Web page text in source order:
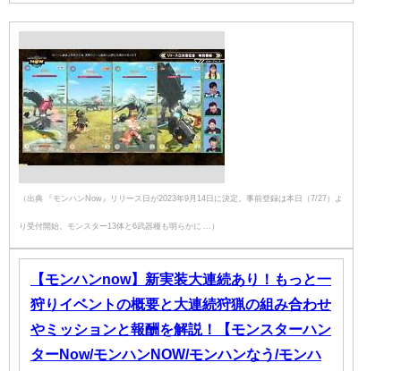
（出典 『モンハンNow』リリース日が2023年9月14日に決定。事前登録は本日（7/27）よ
り受付開始。モンスター13体と6武器種も明らかに ...）
【モンハンnow】新実装大連続あり！もっと一
狩りイベントの概要と大連続狩猟の組み合わせ
やミッションと報酬を解説！【モンスターハン
ターNow/モンハンNOW/モンハンなう/モンハ